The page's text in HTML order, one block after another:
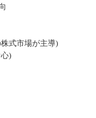
式市場が主導)
)